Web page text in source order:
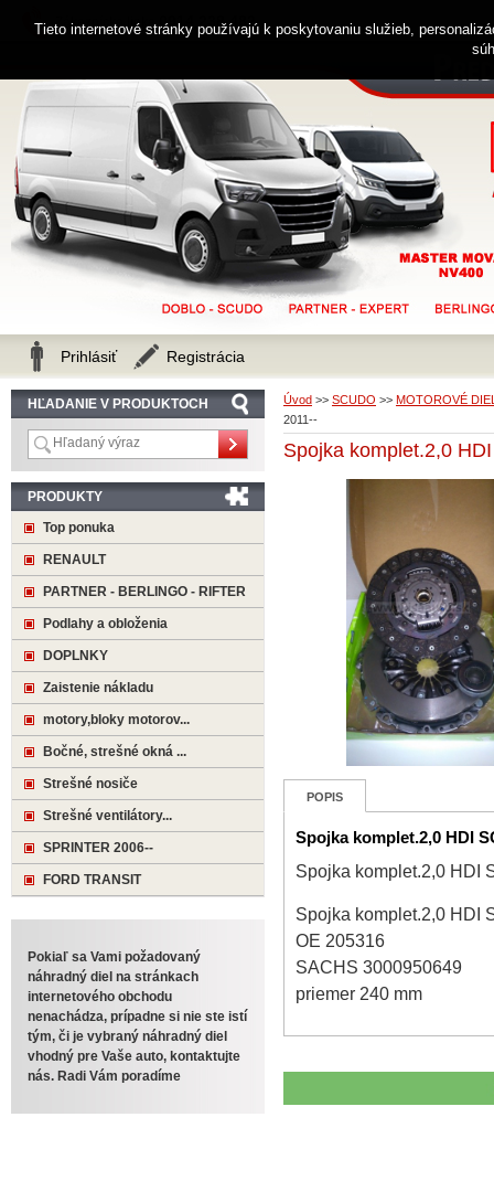
Úvod >> SCUDO >> MOTOROVÉ
2011--
Spojka komplet.2,0
POPIS
Spojka komplet.2,0 HDI
Spojka komplet.2,0 HDI
Spojka komplet.2,0 HDI
OE 205316
SACHS 3000950649
priemer 240 mm
HĽADANIE V PRODUKTOCH
PRODUKTY
Top ponuka
RENAULT
PARTNER - BERLINGO - RIFTER
Podlahy a obloženia
DOPLNKY
Zaistenie nákladu
motory,bloky motorov...
Bočné, strešné okná ...
Strešné nosiče
Strešné ventilátory...
SPRINTER 2006--
FORD TRANSIT
Pokiaľ sa Vami požadovaný
náhradný diel na stránkach
internetového obchodu
nenachádza, prípadne si nie ste istí
tým, či je vybraný náhradný diel
vhodný pre Vaše auto, kontaktujte
nás. Radi Vám poradíme
Zákaznícka linka 0914 238 482
Prihlásiť Registrácia
Tieto internetové stránky používajú k poskytovaniu služieb,